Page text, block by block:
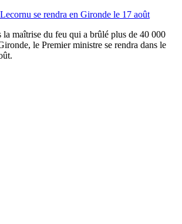
se rendra en Gironde le 17 août
la maîtrise du feu qui a brûlé plus de 40 000
le Premier ministre se rendra dans le